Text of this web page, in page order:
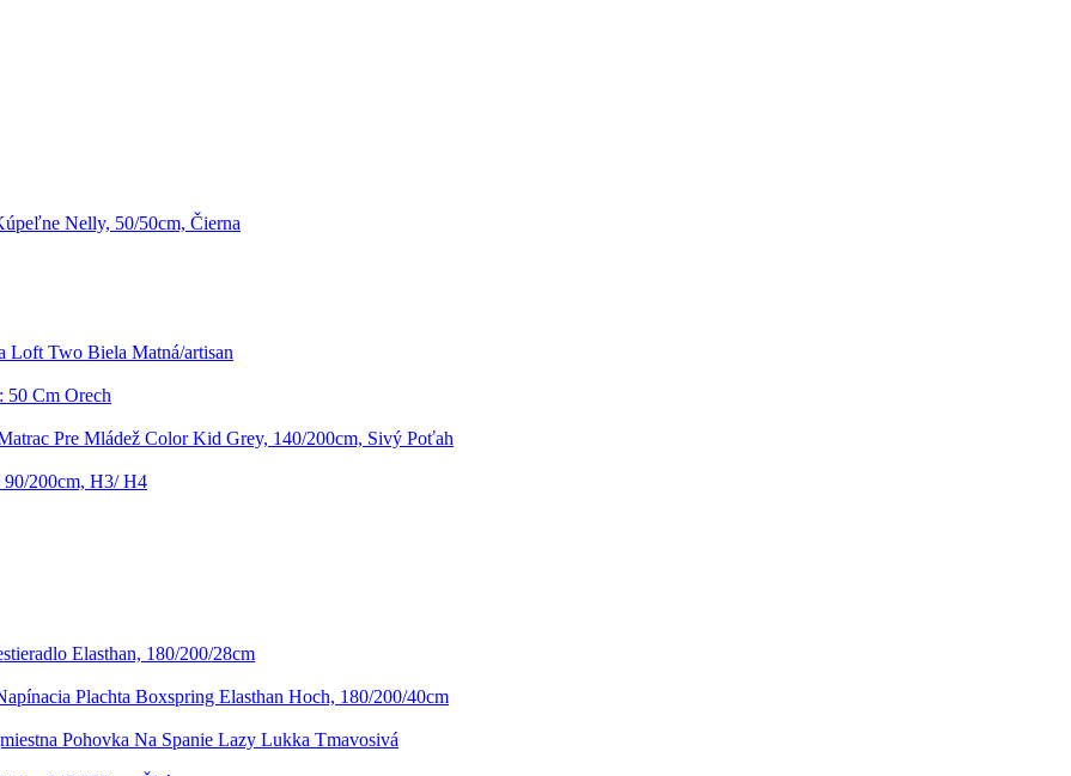
Nelly, 50/50cm, Čierna
Loft Two Biela Matná/artisan
50 Cm Orech
Pre Mládež Color Kid Grey, 140/200cm, Sivý Poťah
200cm, H3/ H4
Elasthan, 180/200/28cm
Plachta Boxspring Elasthan Hoch, 180/200/40cm
Pohovka Na Spanie Lazy Lukka Tmavosivá